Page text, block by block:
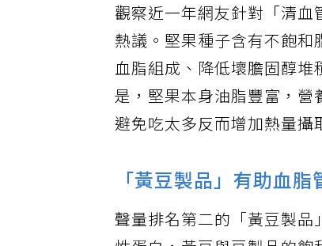
觀察近一年網友針對「清
熱議。堅果種子含有不飽和
血脂組成、降低壞膽固醇
是，堅果本身油脂豐富，營
避免吃太多反而增加熱量攝
「黃豆製品」有助血脂
聲量排名第二的「黃豆製